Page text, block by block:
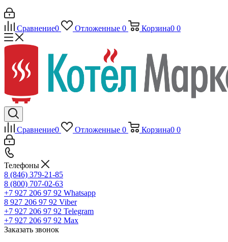
Сравнение0 Отложенные 0 Корзина0 0
Сравнение0 Отложенные 0 Корзина0 0
Телефоны
8 (846) 379-21-85
8 (800) 707-02-63
+7 927 206 97 92 Whatsapp
8 927 206 97 92 Viber
+7 927 206 97 92 Telegram
+7 927 206 97 92 Max
Заказать звонок